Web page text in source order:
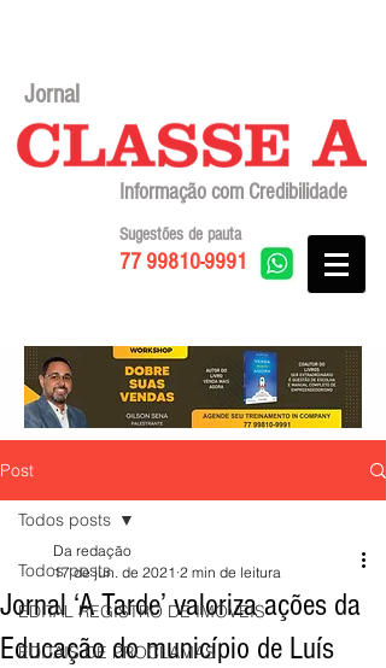
Jornal
Informação com Credibilidade
77 99810-9991
Sugestões de pauta
Post
Todos posts
EDITAL REGISTRO DE IMÓVEIS
EDITAIS DE PROCLAMAS
Todos posts
Jornal ‘A Tarde’ valoriza ações da
Educação do município de Luís
Da redação
17 de jun. de 2021 2 min de leitura